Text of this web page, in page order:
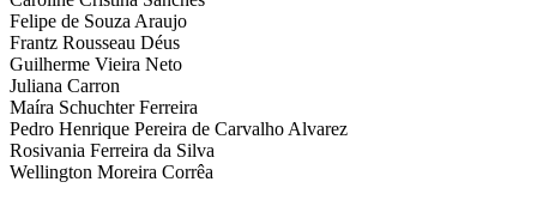
Felipe de Souza Araujo
Frantz Rousseau Déus
Guilherme Vieira Neto
Juliana Carron
Maíra Schuchter Ferreira
Pedro Henrique Pereira de Carvalho Alvarez
Rosivania Ferreira da Silva
Wellington Moreira Corrêa